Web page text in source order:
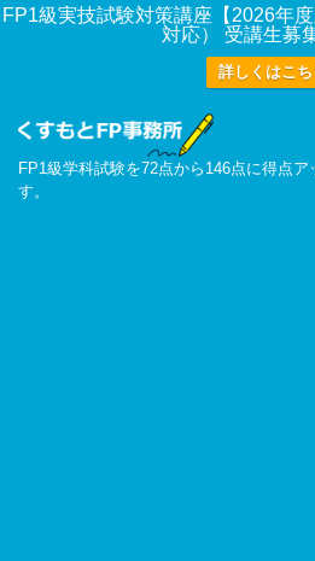
FP1級実技試験対策講座【2026年
対応） 受講生募
詳しくはこち
FP1級学科試験を72点から146点に得点
す。